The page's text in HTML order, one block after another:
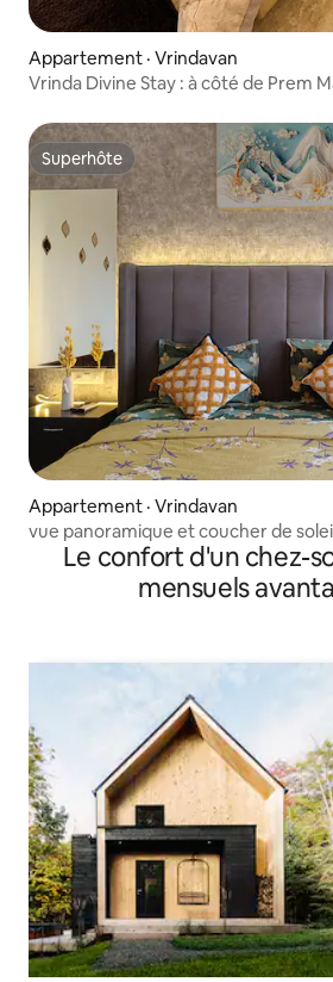
Appartement · Vrindavan
Vrinda Divine Stay : à côté de Prem
Superhôte
Superhôte
Appartement · Vrindavan
vue panoramique et coucher de soleil
Le confort d'un chez-
mensuels